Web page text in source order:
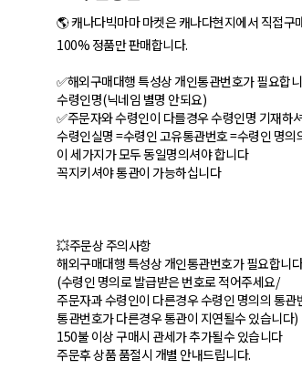
🌎 캐나다빅마마 마켓은 캐나다현지에서 직접구
100% 정품만 판매합니다.
✅해외구매대행 특성상 개인통관번호가 필요합
수령인명(닉네임 별명 안되요)
✅주문자와 수령인이 다를경우 수령인명 기재하
수령인실명 =수령인 고유통관번호 =수령인 명의
이 세가지가 모두 동일명의셔야 합니다
꼭지키셔야 통관이 가능하십니다
💥주문상 주의사항
해외구매대행 특성상 개인통관번호가 필요합니
(수령인 명의로 발급받은 번호로 적어주세요/
주문자과 수령인이 다른경우 수령인 명의의 통관
통관번호가 다른경우 통관이 지연될수 있습니다)
150불 이상 구매시 관세가 추가될수 있습니다
주문후 상품 품절시 개별 안내드립니다.